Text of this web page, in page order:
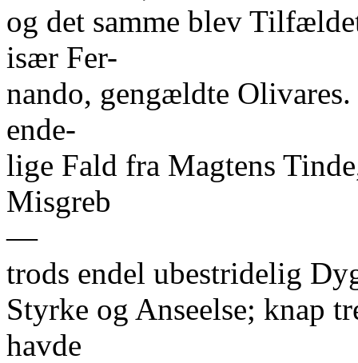
og det samme blev
især Fer-
nando, gengældte
ende-
lige Fald fra Magtens
Misgreb
—
trods endel ubestridelig
Styrke og Anseelse; knap
havde